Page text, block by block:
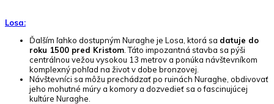
Losa:
Ďalším ľahko dostupným Nuraghe je Losa, ktorá sa datuje do
roku 1500 pred Kristom . Táto impozantná stavba sa pýši
centrálnou vežou vysokou 13 metrov a ponúka návštevníkom
komplexný pohľad na život v dobe bronzovej.
Návštevníci sa môžu prechádzať po ruinách Nuraghe, obdivovať
jeho mohutné múry a komory a dozvedieť sa o fascinujúcej
kultúre Nuraghe.